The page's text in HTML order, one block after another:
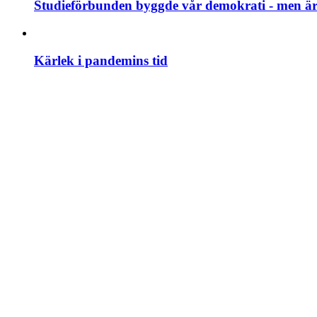
Studieförbunden byggde vår demokrati - men
Kärlek i pandemins tid